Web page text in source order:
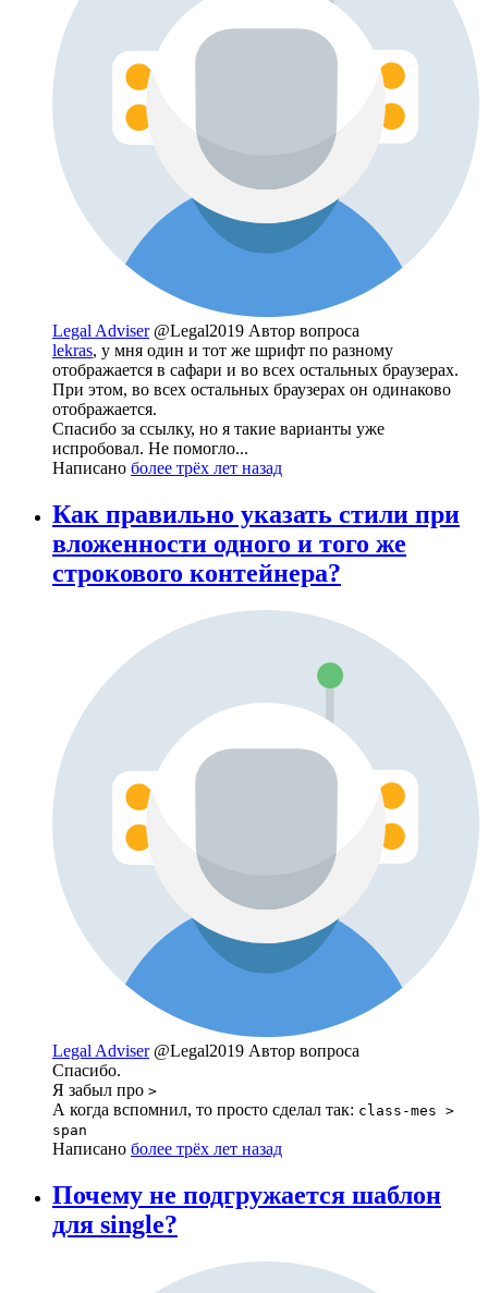
Legal Adviser @Legal2019 Автор вопроса
lekras, у мня один и тот же шрифт по разному
отображается в сафари и во всех остальных браузерах.
При этом, во всех остальных браузерах он одинаково
отображается.
Спасибо за ссылку, но я такие варианты уже
испробовал. Не помогло...
Написано более трёх лет назад
Как правильно указать стили при
вложенности одного и того же
строкового контейнера?
Legal Adviser @Legal2019 Автор вопроса
Спасибо.
Я забыл про >
А когда вспомнил, то просто сделал так: class-mes >
span
Написано более трёх лет назад
Почему не подгружается шаблон
для single?